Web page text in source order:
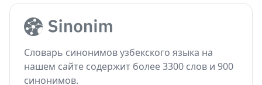
Словарь синонимов узбекского языка на
нашем сайте содержит более 3300 слов и 900
синонимов.